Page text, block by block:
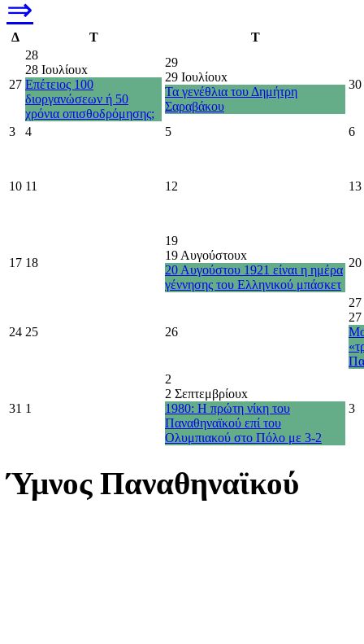
⇒
Δ Τ Τ
27
28
28 Ιουλίουx
Επέτειος 100
διοργανώσεων ή 50
χρόνια οπισθοδρόμησης;
29
29 Ιουλίουx
Τα γενέθλια του Δημήτρη
Σαραβάκου
30
3 4 5 6
10 11 12 13
17 18
19
19 Αυγούστουx
20 Αυγούστου 1921 είναι η ημέρα
γέννησης του Ελληνικού μπάσκετ
20
24 25 26
27
31 1
2
2 Σεπτεμβρίουx
1980: Η πρώτη νίκη του
Παναθηναϊκού επί του
Ολυμπιακού στο Πόλο με 3-2
3
Ύμνος Παναθηναϊκού